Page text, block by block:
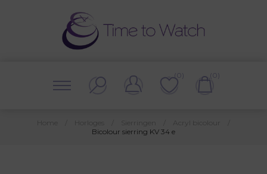
(0) (0)
Bicolour sierring KV 34 e